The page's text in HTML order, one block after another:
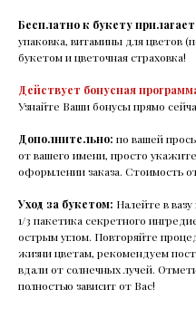
Бесплатно к букету
упаковка, витамины для цветов
букетом и цветочная страховка!
Действует бонусная
Узнайте Ваши бонусы прямо
Дополнительно: по вашей
от вашего имени, просто
оформлении заказа. Стоимость
Уход за букетом: Налейте в
1/3 пакетика секретного
острым углом. Повторяйте
жизни цветам, рекомендуем
вдали от солнечных лучей.
полностью зависит от Вас!